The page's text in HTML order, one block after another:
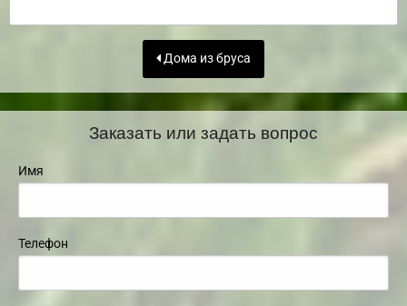
Дома из бруса
Заказать или задать вопрос
Имя
Телефон